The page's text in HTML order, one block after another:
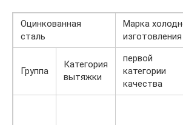
Оцинкованная
сталь
Марка
Группа
Категория
вытяжки
первой
категории
качества